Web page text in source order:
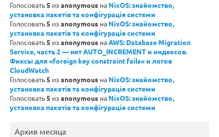
Голосовать5 из anonymous на NixOS: знайомство,
установка пакетів та конфігурація системи
Голосовать5 из anonymous на NixOS: знайомство,
установка пакетів та конфігурація системи
Голосовать5 из anonymous наAWS: Database Migration
Service, часть 2 — нет AUTO_INCREMENT и индексов.
Фиксы для «foreign key constraint fails» и логов
CloudWatch
Голосовать5 из anonymous на NixOS: знайомство,
установка пакетів та конфігурація системи
Голосовать5 из anonymous на NixOS: знайомство,
установка пакетів та конфігурація системи
Архив месяца